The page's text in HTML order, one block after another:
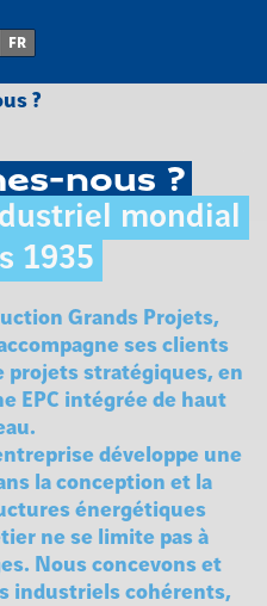
FR
?
nous ?
mondial
1935
Grands Projets,
ses clients
projets stratégiques, en
EPC intégrée de haut
développe une
la conception et la
énergétiques
ne se limite pas à
Nous concevons et
industriels cohérents,